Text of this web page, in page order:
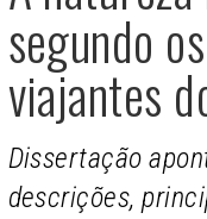
segundo
viajantes
Dissertação
descrições,